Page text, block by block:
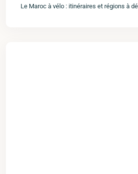
Le Maroc à vélo : itinéraires et régions à